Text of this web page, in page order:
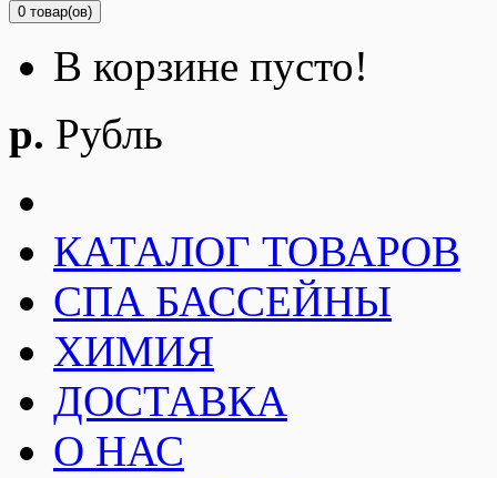
0 товар(ов)
В корзине пусто!
р. Рубль
КАТАЛОГ ТОВАРОВ
СПА БАССЕЙНЫ
ХИМИЯ
ДОСТАВКА
О НАС